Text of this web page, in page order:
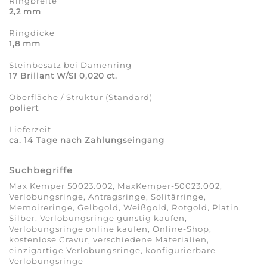
2,2 mm
Ringdicke
1,8 mm
Steinbesatz bei Damenring
17 Brillant W/SI 0,020 ct.
Oberfläche / Struktur (Standard)
poliert
Lieferzeit
ca. 14 Tage nach Zahlungseingang
Suchbegriffe
Max Kemper 50023.002, MaxKemper-50023.002,
Verlobungsringe, Antragsringe, Solitärringe,
Memoireringe, Gelbgold, Weißgold, Rotgold, Platin,
Silber, Verlobungsringe günstig kaufen,
Verlobungsringe online kaufen, Online-Shop,
kostenlose Gravur, verschiedene Materialien,
einzigartige Verlobungsringe, konfigurierbare
Verlobungsringe